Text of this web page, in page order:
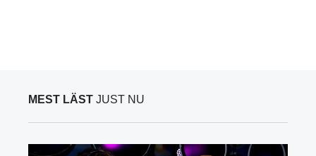
MEST LÄST JUST NU